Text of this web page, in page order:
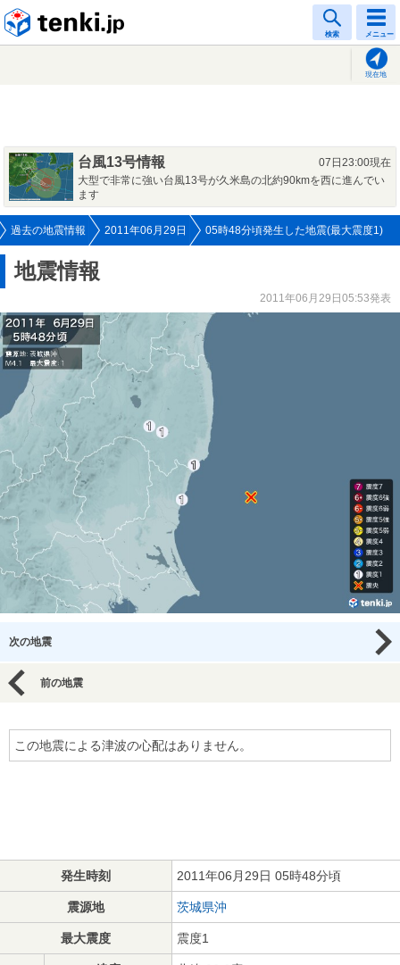
検索 メニュー
現在地
台風13号情報
07日23:00現在
大型で非常に強い台風13号が久米島の北約90kmを西に進んでい
ます
過去の地震情報 2011年06月29日 05時48分頃発生した地震(最大震度1)
地震情報
2011年06月29日05:53発表
次の地震
前の地震
この地震による津波の心配はありません。
発生時刻 2011年06月29日 05時48分頃
震源地 茨城県沖
最大震度 震度1